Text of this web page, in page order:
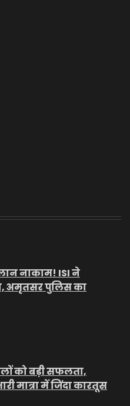
नाकाम! ISI ने
अमृतसर पुलिस का
को बड़ी सफलता,
मात्रा में जिंदा कारतूस